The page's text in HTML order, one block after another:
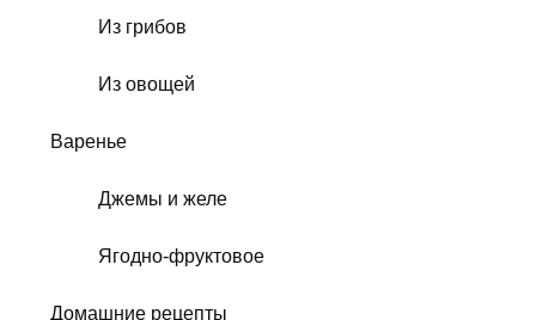
Из грибов
Из овощей
Варенье
Джемы и желе
Ягодно-фруктовое
Домашние рецепты